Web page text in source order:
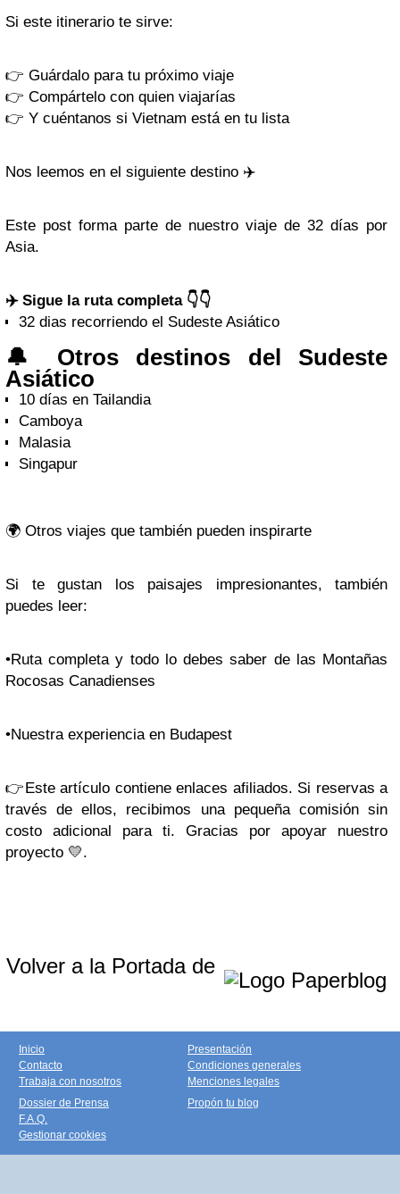
Si este itinerario te sirve:
👉 Guárdalo para tu próximo viaje
👉 Compártelo con quien viajarías
👉 Y cuéntanos si Vietnam está en tu lista
Nos leemos en el siguiente destino ✈️
Este post forma parte de nuestro viaje de 32 días por
Asia.
✈️ Sigue la ruta completa 👇👇
32 dias recorriendo el Sudeste Asiático
🔔 Otros destinos del Sudeste
Asiático
10 días en Tailandia
Camboya
Malasia
Singapur
🌍 Otros viajes que también pueden inspirarte
Si te gustan los paisajes impresionantes, también
puedes leer:
•Ruta completa y todo lo debes saber de las Montañas
Rocosas Canadienses
•Nuestra experiencia en Budapest
👉Este artículo contiene enlaces afiliados. Si reservas a
través de ellos, recibimos una pequeña comisión sin
costo adicional para ti. Gracias por apoyar nuestro
proyecto 💛.
Volver a la Portada de
Inicio
Contacto
Trabaja con nosotros
Presentación
Condiciones generales
Menciones legales
Dossier de Prensa
F.A.Q.
Gestionar cookies
Propón tu blog